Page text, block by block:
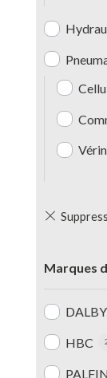
Vérin
Marques
DALBY
HBC